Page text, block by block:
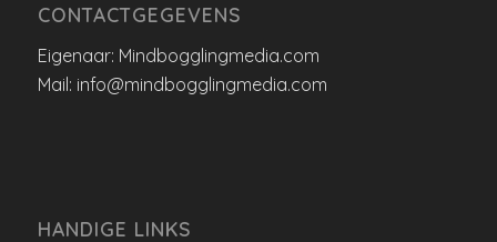
CONTACTGEGEVENS
Eigenaar: Mindbogglingmedia.com
Mail: info@mindbogglingmedia.com
HANDIGE LINKS